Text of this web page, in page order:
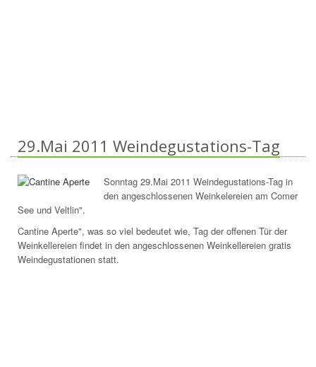
29.Mai 2011 Weindegustations-Tag
Sonntag 29.Mai 2011 Weindegustations-Tag in
den angeschlossenen Weinkelereien am Comer
See und Veltlin".
Cantine Aperte", was so viel bedeutet wie, Tag der offenen Tür der
Weinkellereien findet in den angeschlossenen Weinkellereien gratis
Weindegustationen statt.